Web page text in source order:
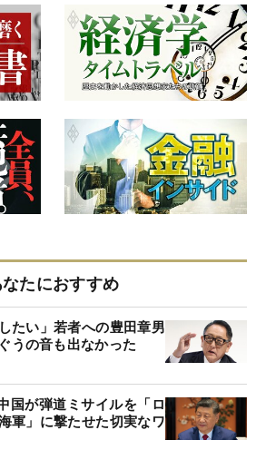
たにおすすめ
たい」若者への豊田章男
うの音も出なかった
国が弾道ミサイルを「ロ
軍」に撃たせた切実なワ